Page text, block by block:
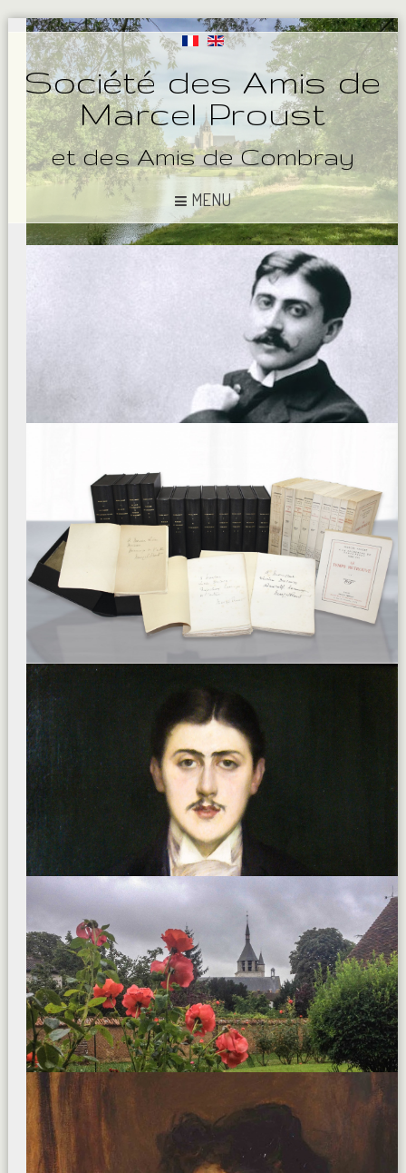
Société des Amis de
Marcel Proust
et des Amis de Combray
MENU